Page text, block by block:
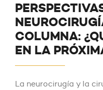
COLUMNA:
EN LA
La neurocirugía y la